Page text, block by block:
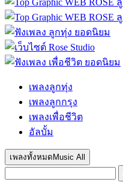
เพลงลูกทุ่ง
เพลงลูกกรุง
เพลงเพื่อชีวิต
อัลบั้ม
เพลงทั้งหมด Music All